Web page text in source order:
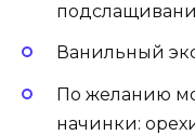
Ванильный
По желанию
начинки: